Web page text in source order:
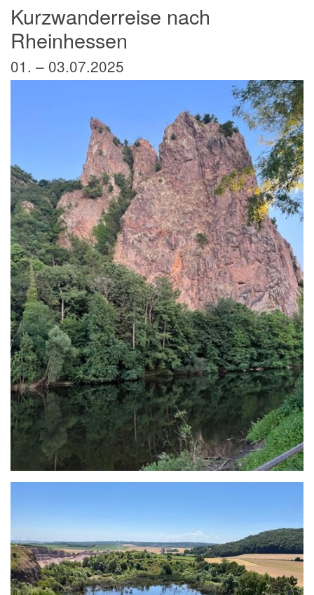
Kurzwanderreise nach
Rheinhessen
01. – 03.07.2025